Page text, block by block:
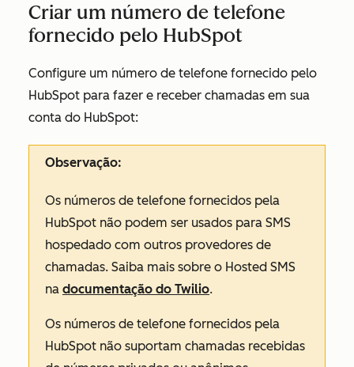
Criar um número de telefone
fornecido pelo HubSpot
Configure um número de telefone fornecido pelo
HubSpot para fazer e receber chamadas em sua
conta do HubSpot:
Observação:
Os números de telefone fornecidos pela
HubSpot não podem ser usados para SMS
hospedado com outros provedores de
chamadas. Saiba mais sobre o Hosted SMS
na documentação do Twilio.
Os números de telefone fornecidos pela
HubSpot não suportam chamadas recebidas